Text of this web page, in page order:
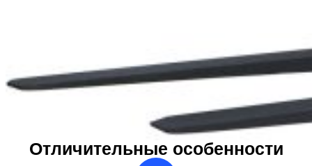
Отличительные особенности